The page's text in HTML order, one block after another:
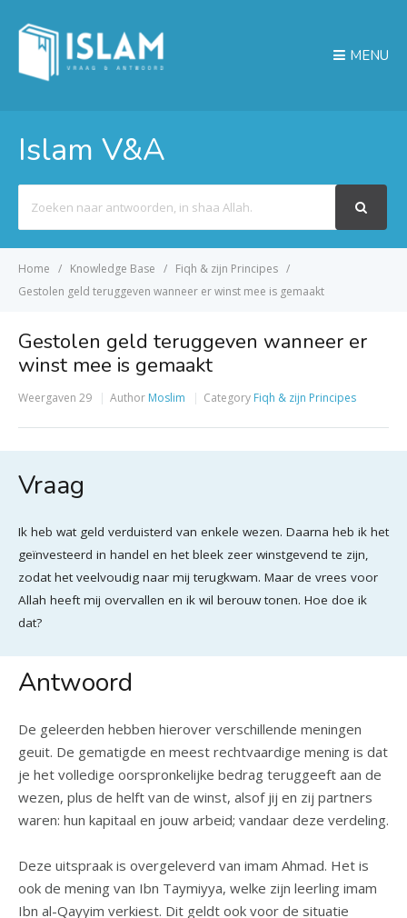
MENU
Islam V&A
For
Home Knowledge Base
Fiqh & zijn Principes
Gestolen geld teruggeven wanneer er winst mee is gemaakt
Gestolen geld teruggeven wanneer er
winst mee is gemaakt
Weergaven 29 Author Moslim Category Fiqh & zijn Principes
Vraag
Ik heb wat geld verduisterd van enkele wezen. Daarna heb ik het
geïnvesteerd in handel en het bleek zeer winstgevend te zijn,
zodat het veelvoudig naar mij terugkwam. Maar de vrees voor
Allah heeft mij overvallen en ik wil berouw tonen. Hoe doe ik
dat?
Antwoord
De geleerden hebben hierover verschillende meningen
geuit. De gematigde en meest rechtvaardige mening is dat
je het volledige oorspronkelijke bedrag teruggeeft aan de
wezen, plus de helft van de winst, alsof jij en zij partners
waren: hun kapitaal en jouw arbeid; vandaar deze verdeling.
Deze uitspraak is overgeleverd van imam Ahmad. Het is
ook de mening van Ibn Taymiyya, welke zijn leerling imam
Ibn al-Qayyim verkiest. Dit geldt ook voor de situatie